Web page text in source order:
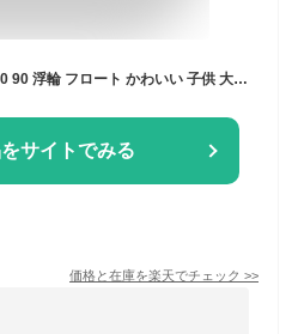
浮き輪 子供用 大人用 60 70 80 90 浮輪 フロート かわいい 子供 大人 女の子 男の子 男女兼用 海 ビーチ プール 安定 浮き具 レジャー
サイトでみる
価格と在庫を楽天でチェック >>